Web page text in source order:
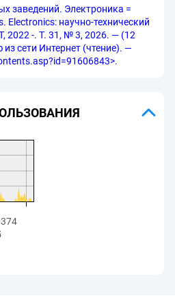
заведений. Электроника =
Electronics: научно-технический
-. Т. 31, № 3, 2026. — (12
сети Интернет (чтение). —
374